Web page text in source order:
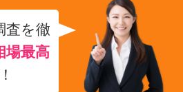
査を徹
場最高